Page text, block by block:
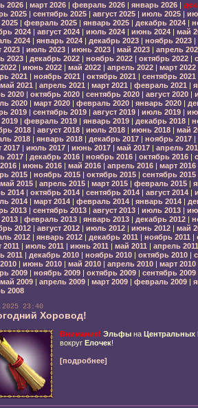
2026| март 2026| февраль 2026| январь 2026|
2025| сентябрь 2025| август 2025| июль 2025|
| февраль 2025| январь 2025| декабрь 2024|
2024| август 2024| июль 2024| июнь 2024| май
2024| январь 2024| декабрь 2023| ноябрь 2023|
2023| июль 2023| июнь 2023| май 2023| апрель
2023| декабрь 2022| ноябрь 2022| октябрь 2022|
| июнь 2022| май 2022| апрель 2022| март 2022
2021 | ноябрь 2021 | октябрь 2021 | сентябрь 2021
май 2021 | апрель 2021 | март 2021 | февраль 2021 |
2020| октябрь 2020| сентябрь 2020| август 2020|
2020| март 2020| февраль 2020| январь 2020|
2019| сентябрь 2019| август 2019| июль 2019|
| февраль 2019| январь 2019| декабрь 2018|
2018| август 2018| июль 2018| июнь 2018| май
2018| январь 2018| декабрь 2017| ноябрь 2017|
2017| июль 2017| июнь 2017| май 2017| апрель
2017| декабрь 2016| ноябрь 2016| октябрь 2016|
| июнь 2016| май 2016| апрель 2016| март 2016
2015| ноябрь 2015| октябрь 2015| сентябрь 2015
май 2015| апрель 2015| март 2015| февраль 2015|
2014| октябрь 2014| сентябрь 2014| август 2014|
2014| март 2014| февраль 2014| январь 2014|
2013| сентябрь 2013| август 2013| июль 2013|
| февраль 2013| январь 2013| декабрь 2012|
2012| август 2012| июль 2012| июнь 2012| май
2012| январь 2012| декабрь 2011 | ноябрь 2011 |
2011 | июль 2011 | июнь 2011 | май 2011 | апрель 2011
2011 | декабрь 2010| ноябрь 2010| октябрь 2010|
| июнь 2010| май 2010| апрель 2010| март 2010
2009| ноябрь 2009| октябрь 2009| сентябрь 2009
май 2009| апрель 2009| март 2009| февраль 2009|
2008
23:40
Хоровод!
Внимание! Эльфы на Центральных
вокруг Елочек!
[подробнее]